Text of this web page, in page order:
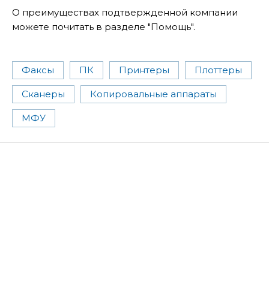
О преимуществах подтвержденной компании
можете почитать в разделе "Помощь".
Факсы ПК Принтеры Плоттеры
Сканеры Копировальные аппараты
МФУ